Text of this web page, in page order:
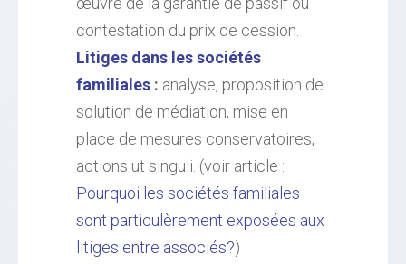
contestation du prix de cession.
Litiges dans les sociétés
familiales : analyse, proposition de
solution de médiation, mise en
place de mesures conservatoires,
actions ut singuli. (voir article :
Pourquoi les sociétés familiales
sont particulèrement exposées aux
litiges entre associés?)